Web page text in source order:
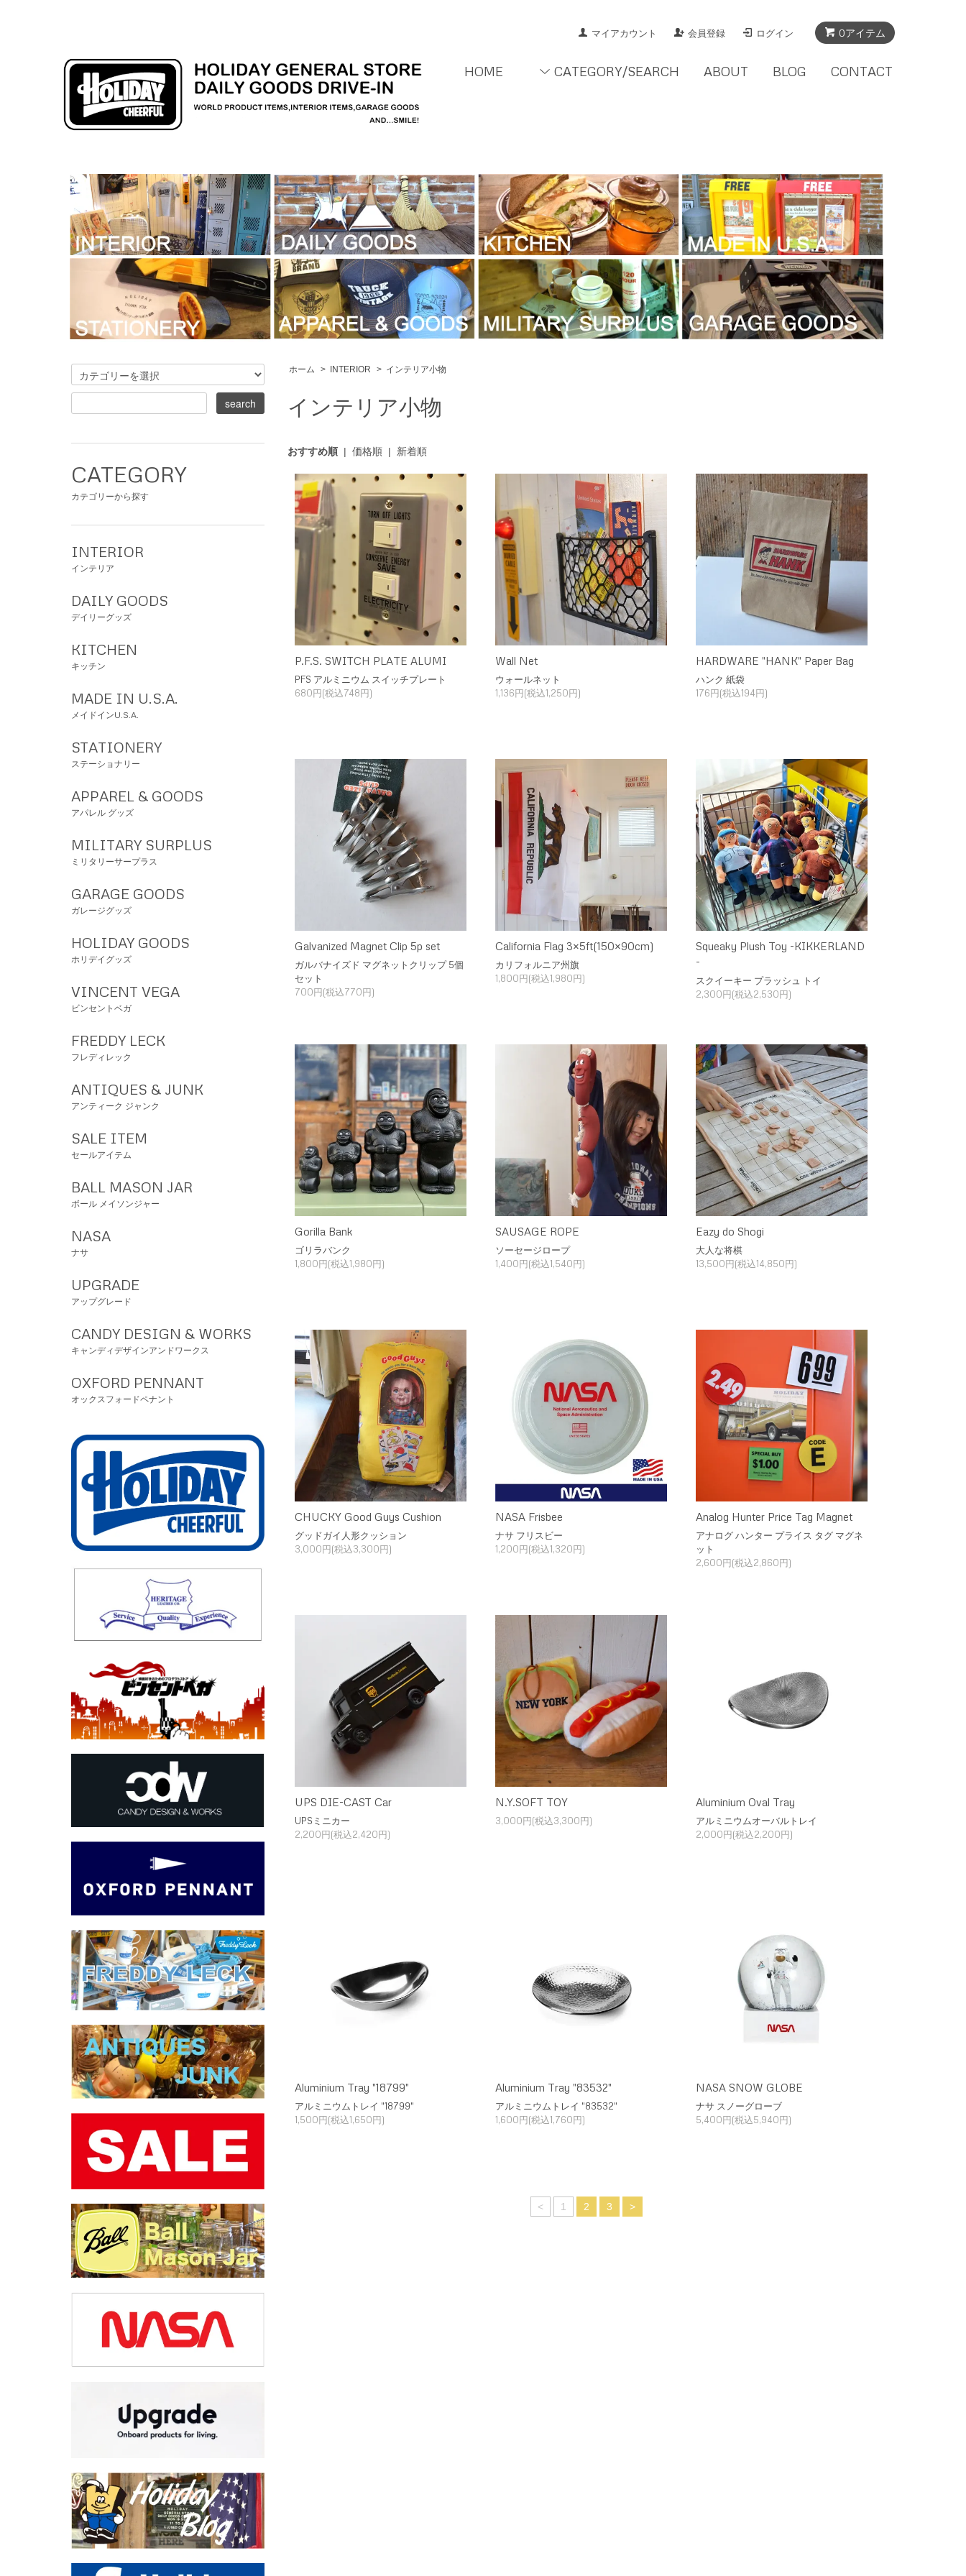
0アイテム
マイアカウント 会員登録 ログイン
HOME CATEGORY/SEARCH ABOUT BLOG CONTACT
ホーム > INTERIOR > インテリア小物
インテリア小物
おすすめ順| 価格順| 新着順
P.F.S. SWITCH PLATE ALUMI
PFS アルミニウム スイッチプレート
680円(税込748円)
Wall Net
ウォールネット
1,136円(税込1,250円)
HARDWARE "HANK" Paper Bag
ハンク 紙袋
176円(税込194円)
Galvanized Magnet Clip 5p set
ガルバナイズド マグネットクリップ 5個
セット
700円(税込770円)
California Flag 3×5ft(150×90cm)
カリフォルニア州旗
1,800円(税込1,980円)
Squeaky Plush Toy -KIKKERLAND
-
スクイーキー プラッシュ トイ
2,300円(税込2,530円)
Gorilla Bank
ゴリラバンク
1,800円(税込1,980円)
SAUSAGE ROPE
ソーセージロープ
1,400円(税込1,540円)
Eazy do Shogi
大人な将棋
13,500円(税込14,850円)
CHUCKY Good Guys Cushion
グッドガイ人形クッション
3,000円(税込3,300円)
NASA Frisbee
ナサ フリスビー
1,200円(税込1,320円)
Analog Hunter Price Tag Magnet
アナログ ハンター プライス タグ マグネ
ット
2,600円(税込2,860円)
UPS DIE-CAST Car
UPSミニカー
2,200円(税込2,420円)
N.Y.SOFT TOY
3,000円(税込3,300円)
Aluminium Oval Tray
アルミニウムオーバルトレイ
2,000円(税込2,200円)
Aluminium Tray "18799"
アルミニウムトレイ "18799"
1,500円(税込1,650円)
Aluminium Tray "83532"
アルミニウムトレイ "83532"
1,600円(税込1,760円)
NASA SNOW GLOBE
ナサ スノーグローブ
5,400円(税込5,940円)
< 1 2 3 >
CATEGORY
カテゴリーから探す
INTERIOR
インテリア
DAILY GOODS
デイリーグッズ
KITCHEN
キッチン
MADE IN U.S.A.
メイドインU.S.A.
STATIONERY
ステーショナリー
APPAREL & GOODS
アパレル グッズ
MILITARY SURPLUS
ミリタリーサープラス
GARAGE GOODS
ガレージグッズ
HOLIDAY GOODS
ホリデイグッズ
VINCENT VEGA
ビンセントベガ
FREDDY LECK
フレディレック
ANTIQUES & JUNK
アンティーク ジャンク
SALE ITEM
セールアイテム
BALL MASON JAR
ボール メイソンジャー
NASA
ナサ
UPGRADE
アップグレード
CANDY DESIGN & WORKS
キャンディデザインアンドワークス
OXFORD PENNANT
オックスフォードペナント